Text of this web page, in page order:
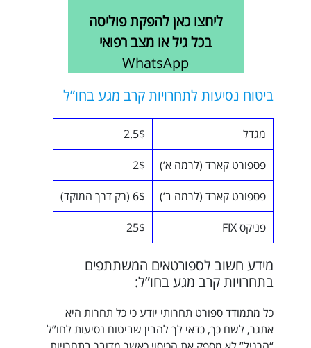
ליחצו כאן להפקת פוליסה
בכל גיל או מצב רפואי
WhatsApp
ביטוח נסיעות לתחרויות קרב מגע בחו”ל
מגדל 2.5$
פספורט קארד (לרמה א’) 2$
פספורט קארד (לרמה ב’) 6$ (רק דרך המוקד)
פניקס FIX 25$
מידע חשוב לספורטאים המשתתפים
בתחרויות קרב מגע בחו”ל:
כל מתמודד ספורט תחרותי יודע כי כל תחרות היא
אתגר, לשם כך, כדאי לך להבין שביטוח נסיעות לחו”ל